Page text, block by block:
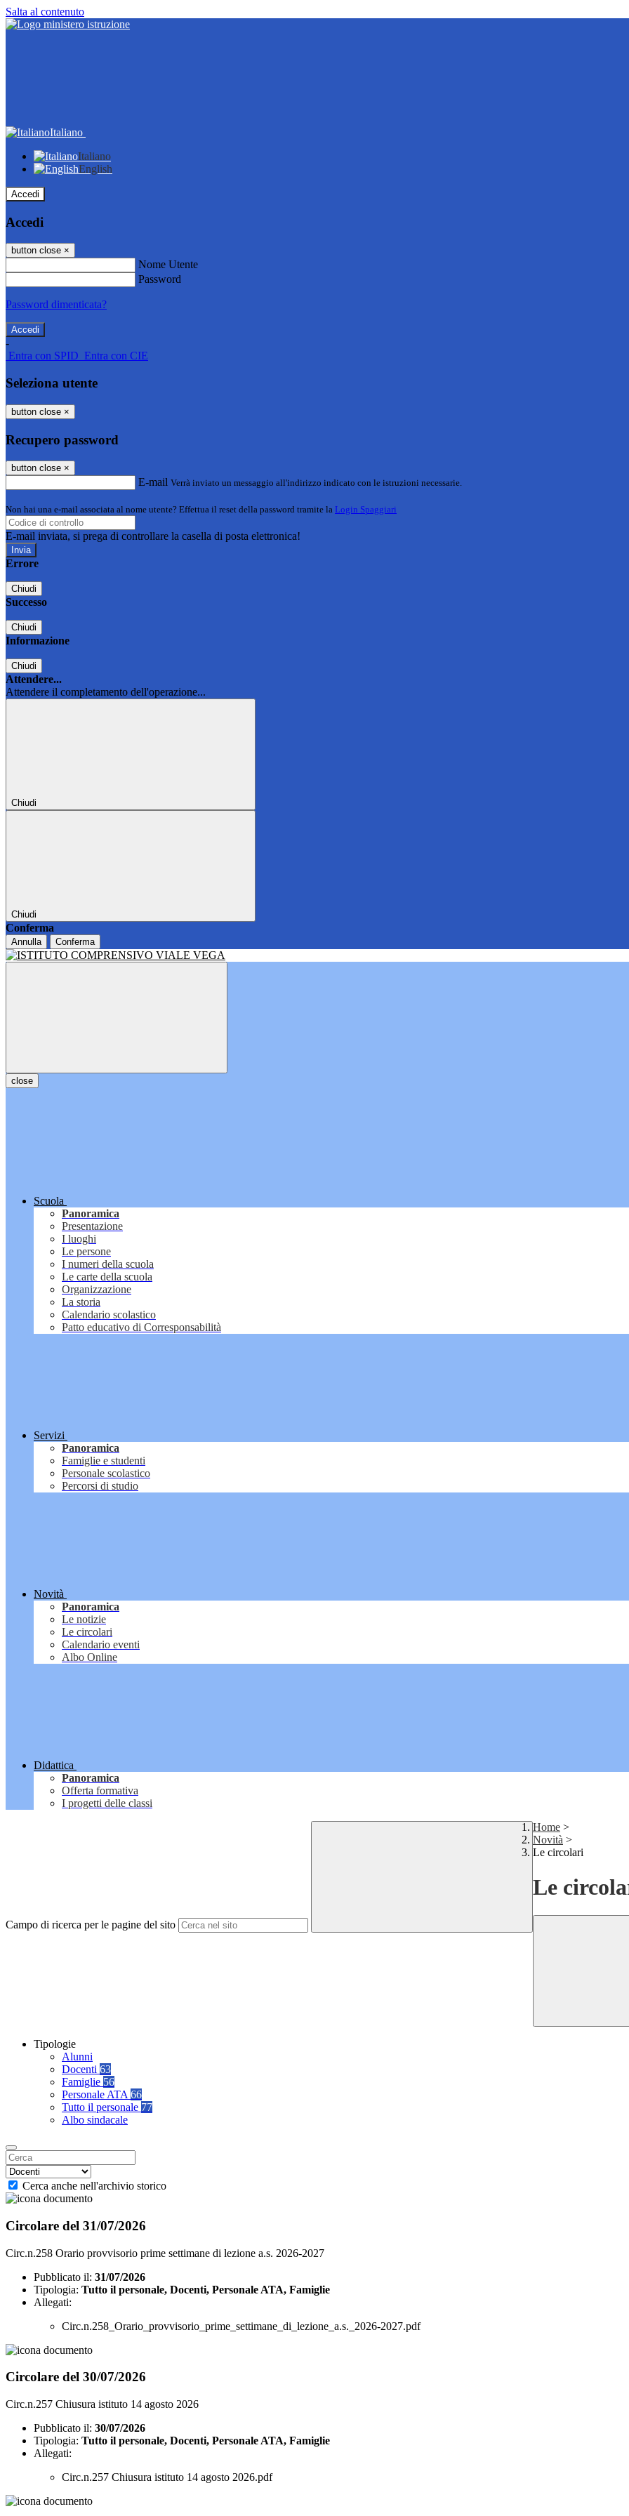
Salta al contenuto
Italiano
Italiano
English
Accedi
Accedi
button close ×
Nome Utente
Password
Password dimenticata?
-
Entra con SPID Entra con CIE
Seleziona utente
button close ×
Recupero password
button close ×
E-mail Verrà inviato un messaggio all'indirizzo indicato con le istruzioni necessarie.
Non hai una e-mail associata al nome utente? Effettua il reset della password tramite la Login Spaggiari
E-mail inviata, si prega di controllare la casella di posta elettronica!
Errore
Chiudi
Successo
Chiudi
Informazione
Chiudi
Attendere...
Attendere il completamento dell'operazione...
Chiudi
Chiudi
Conferma
Annulla Conferma
close
Scuola
Panoramica
Presentazione
I luoghi
Le persone
I numeri della scuola
Le carte della scuola
Organizzazione
La storia
Calendario scolastico
Patto educativo di Corresponsabilità
Servizi
Panoramica
Famiglie e studenti
Personale scolastico
Percorsi di studio
Novità
Panoramica
Le notizie
Le circolari
Calendario eventi
Albo Online
Didattica
Panoramica
Offerta formativa
I progetti delle classi
Campo di ricerca per le pagine del sito
Home >
Novità >
Le circolari
Le
Tipologie
Alunni
Docenti 63
Famiglie 56
Personale ATA 66
Tutto il personale 77
Albo sindacale
Cerca anche nell'archivio storico
Circolare del 31/07/2026
Circ.n.258 Orario provvisorio prime settimane di lezione a.s. 2026-2027
Pubblicato il: 31/07/2026
Tipologia: Tutto il personale, Docenti, Personale ATA, Famiglie
Allegati:
Circ.n.258_Orario_provvisorio_prime_settimane_di_lezione_a.s._2026-2027.pdf
Circolare del 30/07/2026
Circ.n.257 Chiusura istituto 14 agosto 2026
Pubblicato il: 30/07/2026
Tipologia: Tutto il personale, Docenti, Personale ATA, Famiglie
Allegati:
Circ.n.257 Chiusura istituto 14 agosto 2026.pdf